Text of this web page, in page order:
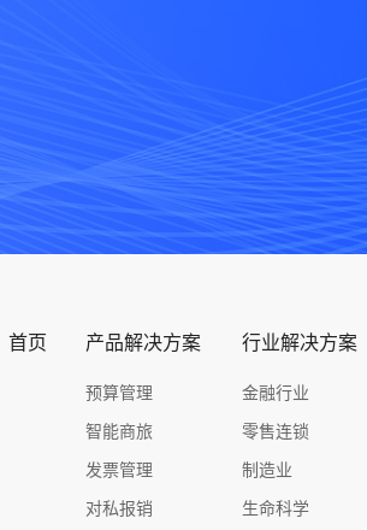
首页 产品解决方案
预算管理
智能商旅
发票管理
对私报销
行业解决方案
金融行业
零售连锁
制造业
生命科学